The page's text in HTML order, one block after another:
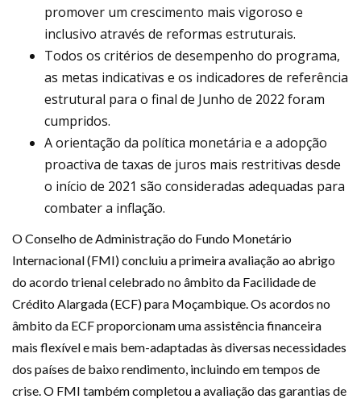
promover um crescimento mais vigoroso e
inclusivo através de reformas estruturais.
Todos os critérios de desempenho do programa,
as metas indicativas e os indicadores de referência
estrutural para o final de Junho de 2022 foram
cumpridos.
A orientação da política monetária e a adopção
proactiva de taxas de juros mais restritivas desde
o início de 2021 são consideradas adequadas para
combater a inflação.
O Conselho de Administração do Fundo Monetário
Internacional (FMI) concluiu a primeira avaliação ao abrigo
do acordo trienal celebrado no âmbito da Facilidade de
Crédito Alargada (ECF) para Moçambique. Os acordos no
âmbito da ECF proporcionam uma assistência financeira
mais flexível e mais bem-adaptadas às diversas necessidades
dos países de baixo rendimento, incluindo em tempos de
crise. O FMI também completou a avaliação das garantias de